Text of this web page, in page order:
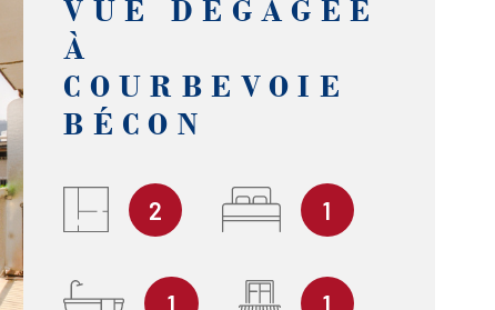
VUE DÉGAGÉE
À
COURBEVOIE
BÉCON
2 1
1 1